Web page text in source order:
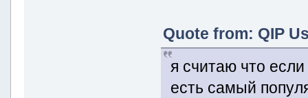
Quote from: QIP
я считаю что
есть самый